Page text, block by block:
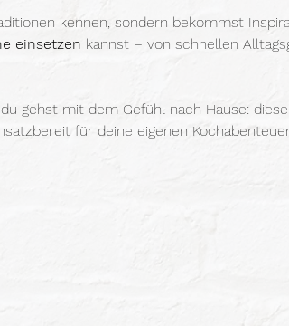
kennen, sondern bekommst
einsetzen kannst – von schnellen
gehst mit dem Gefühl nach Hause:
für deine eigenen